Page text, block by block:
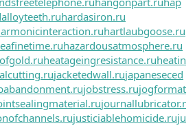
hardasiron.ru
hartlaubgoose.ru
hazardousatmosphere.ru
heatageingresistance.ruheatin
jacketedwall.rujapaneseced
jobstress.rujogformat
journallubricator.r
justiciablehomicide.ruju